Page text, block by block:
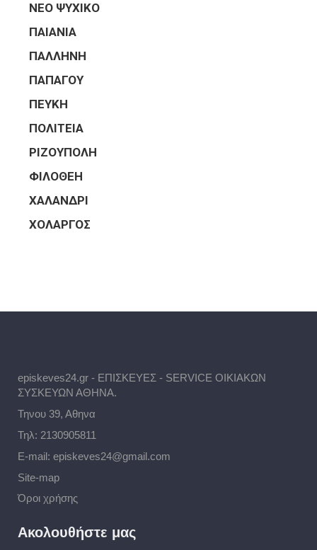
ΝΕΟ ΨΥΧΙΚΟ
ΠΑΙΑΝΙΑ
ΠΑΛΛΗΝΗ
ΠΑΠΑΓΟΥ
ΠΕΥΚΗ
ΠΟΛΙΤΕΙΑ
ΡΙΖΟΥΠΟΛΗ
ΦΙΛΟΘΕΗ
ΧΑΛΑΝΔΡΙ
ΧΟΛΑΡΓΟΣ
episkeves24.gr - ΕΠΙΣΚΕΥΕΣ - SERVICE ΟΙΚΙΑΚΩΝ
ΣΥΣΚΕΥΩΝ ΑΘΗΝΑ.
Τηνου 39, Αθηνα
Τηλ: 2130905811
E-mail: episkeves24@gmail.com
Site-map
Όροι χρήσης
Ακολουθήστε μας